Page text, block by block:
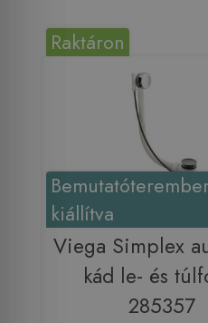
kiállítva
Raktáron
Viega Simplex
kád le- és
285357